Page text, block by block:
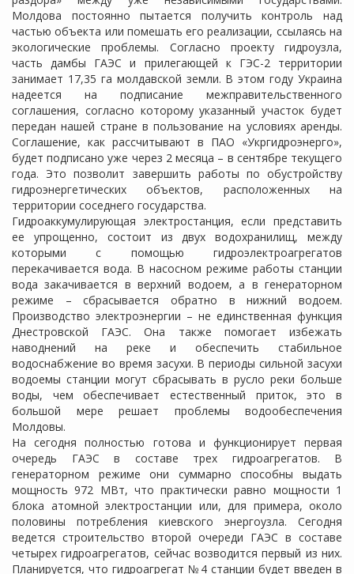
Молдова постоянно пытается получить контроль над
частью объекта или помешать его реализации, ссылаясь на
экологические проблемы. Согласно проекту гидроузла,
часть дамбы ГАЭС и прилегающей к ГЭС-2 территории
занимает 17,35 га молдавской земли. В этом году Украина
надеется на подписание межправительственного
соглашения, согласно которому указанный участок будет
передан нашей стране в пользование на условиях аренды.
Соглашение, как рассчитывают в ПАО «Укргидроэнерго»,
будет подписано уже через 2 месяца – в сентябре текущего
года. Это позволит завершить работы по обустройству
гидроэнергетических объектов, расположенных на
территории соседнего государства.
Гидроаккумулирующая электростанция, если представить
ее упрощенно, состоит из двух водохранилищ, между
которыми с помощью гидроэлектроагрегатов
перекачивается вода. В насосном режиме работы станции
вода закачивается в верхний водоем, а в генераторном
режиме – сбрасывается обратно в нижний водоем.
Производство электроэнергии – не единственная функция
Днестровской ГАЭС. Она также помогает избежать
наводнений на реке и обеспечить стабильное
водоснабжение во время засухи. В периоды сильной засухи
водоемы станции могут сбрасывать в русло реки больше
воды, чем обеспечивает естественный приток, это в
большой мере решает проблемы водообеспечения
Молдовы.
На сегодня полностью готова и функционирует первая
очередь ГАЭС в составе трех гидроагрегатов. В
генераторном режиме они суммарно способны выдать
мощность 972 МВт, что практически равно мощности 1
блока атомной электростанции или, для примера, около
половины потребления киевского энергоузла. Сегодня
ведется строительство второй очереди ГАЭС в составе
четырех гидроагрегатов, сейчас возводится первый из них.
Планируется, что гидроагрегат №4 станции будет введен в